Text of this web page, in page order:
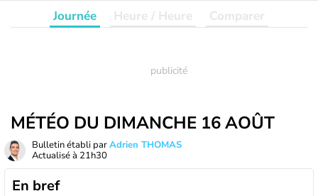
Journée Heure / Heure Comparer
MÉTÉO DU DIMANCHE 16 AOÛT
Bulletin établi parAdrien THOMAS
Actualisé à 21h30
En bref